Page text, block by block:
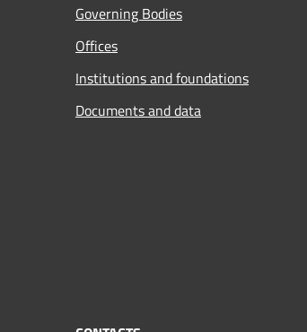
Governing Bodies
Offices
Institutions and foundations
Documents and data